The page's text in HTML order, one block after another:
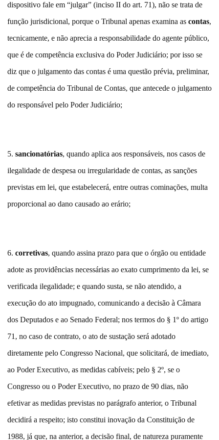
dispositivo fale em “julgar” (inciso II do art. 71), não se trata de
função jurisdicional, porque o Tribunal apenas examina as contas,
tecnicamente, e não aprecia a responsabilidade do agente público,
que é de competência exclusiva do Poder Judiciário; por isso se
diz que o julgamento das contas é uma questão prévia, preliminar,
de competência do Tribunal de Contas, que antecede o julgamento
do responsável pelo Poder Judiciário;
5. sancionatórias, quando aplica aos responsáveis, nos casos de
ilegalidade de despesa ou irregularidade de contas, as sanções
previstas em lei, que estabelecerá, entre outras cominações, multa
proporcional ao dano causado ao erário;
6. corretivas, quando assina prazo para que o órgão ou entidade
adote as providências necessárias ao exato cumprimento da lei, se
verificada ilegalidade; e quando susta, se não atendido, a
execução do ato impugnado, comunicando a decisão à Câmara
dos Deputados e ao Senado Federal; nos termos do § 1º do artigo
71, no caso de contrato, o ato de sustação será adotado
diretamente pelo Congresso Nacional, que solicitará, de imediato,
ao Poder Executivo, as medidas cabíveis; pelo § 2º, se o
Congresso ou o Poder Executivo, no prazo de 90 dias, não
efetivar as medidas previstas no parágrafo anterior, o Tribunal
decidirá a respeito; isto constitui inovação da Constituição de
1988, já que, na anterior, a decisão final, de natureza puramente